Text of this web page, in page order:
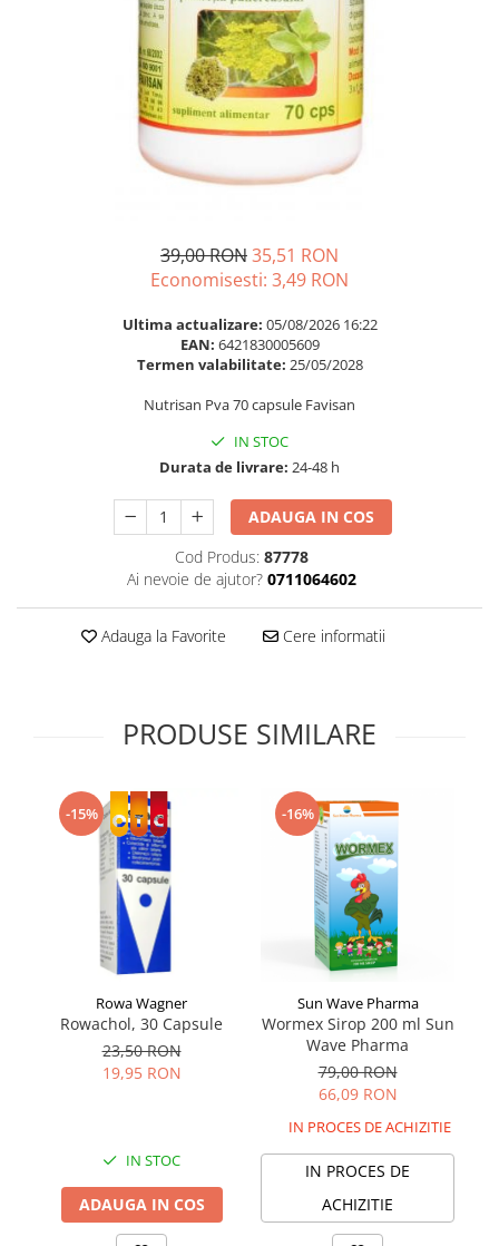
Probiotice si prebiotice
Somn stres si anxietate
Supliment Magneziu
Supliment Vitamina D3
Supliment Vitamina E
Supliment Zinc
Balsam masca si tratament
Produse cu SPF Pentru Fata
Repelenti insecte
39,00 RON35,51 RON
Economisesti: 3,49 RON
Ultima actualizare: 05/08/2026 16:22
EAN: 6421830005609
Termen valabilitate: 25/05/2028
Nutrisan Pva 70 capsule Favisan
IN STOC
Durata de livrare: 24-48 h
ADAUGA IN COS
Cod Produs: 87778
Ai nevoie de ajutor? 0711064602
Adauga la Favorite Cere informatii
PRODUSE SIMILARE
-15%
Rowa Wagner
Rowachol, 30 Capsule
23,50 RON
19,95 RON
IN STOC
ADAUGA IN COS
-16%
Sun Wave Pharma
Wormex Sirop 200 ml Sun
Wave Pharma
79,00 RON
66,09 RON
IN PROCES DE ACHIZITIE
IN PROCES DE
ACHIZITIE